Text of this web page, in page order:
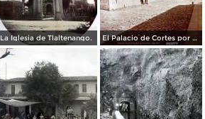
La Iglesia de Tlaltenango. El Palacio de Cortes por el Fotógrafo Windfield Scott.